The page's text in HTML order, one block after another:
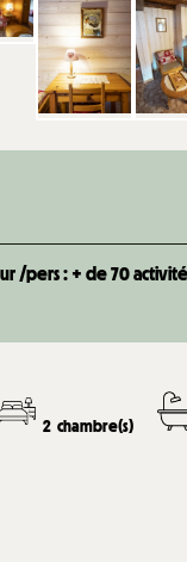
: + de 70
2 chambre(s)